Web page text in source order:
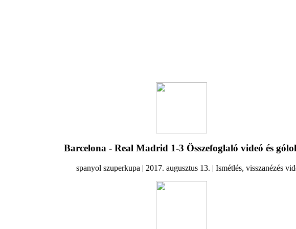
Barcelona - Real Madrid 1-3 Összefoglaló videó és
spanyol szuperkupa | 2017. augusztus 13. | Ismétlés, visszanézés